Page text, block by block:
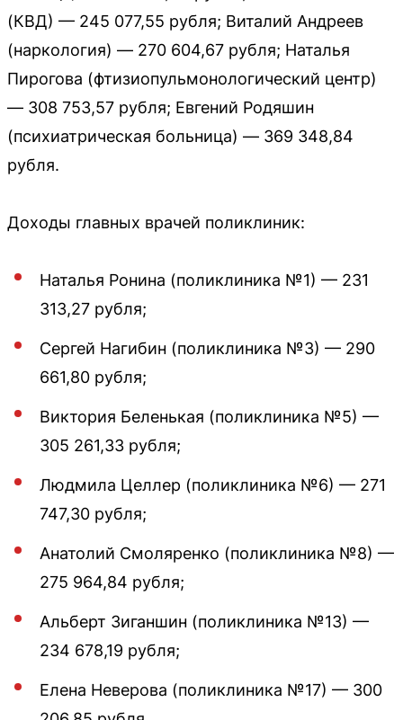
(КВД) — 245 077,55 рубля; Виталий Андреев
(наркология) — 270 604,67 рубля; Наталья
Пирогова (фтизиопульмонологический центр)
— 308 753,57 рубля; Евгений Родяшин
(психиатрическая больница) — 369 348,84
рубля.
Доходы главных врачей поликлиник:
Наталья Ронина (поликлиника №1) — 231
313,27 рубля;
Сергей Нагибин (поликлиника №3) — 290
661,80 рубля;
Виктория Беленькая (поликлиника №5) —
305 261,33 рубля;
Людмила Целлер (поликлиника №6) — 271
747,30 рубля;
Анатолий Смоляренко (поликлиника №8) —
275 964,84 рубля;
Альберт Зиганшин (поликлиника №13) —
234 678,19 рубля;
Елена Неверова (поликлиника №17) — 300